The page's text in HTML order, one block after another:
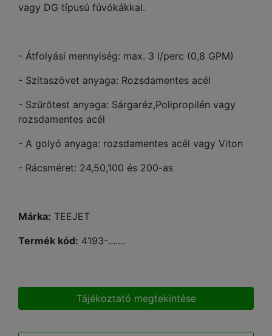
vagy DG típusú fúvókákkal.
- Átfolyási mennyiség: max. 3 l/perc (0,8 GPM)
- Szitaszövet anyaga: Rozsdamentes acél
- Szűrőtest anyaga: Sárgaréz,Polipropilén vagy
rozsdamentes acél
- A golyó anyaga: rozsdamentes acél vagy Viton
- Rácsméret: 24,50,100 és 200-as
Márka: TEEJET
Termék kód: 4193-.......
Tájékoztató megtekintése